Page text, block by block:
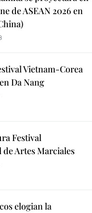
de ASEAN 2026 en
Vietnam-Corea
Da Nang
Festival
Artes Marciales
elogian la